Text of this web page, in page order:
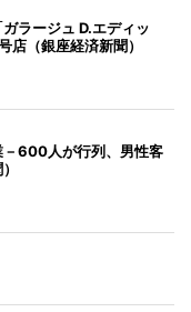
ラージュ D.エディッ
店（銀座経済新聞）
－600人が行列、男性客